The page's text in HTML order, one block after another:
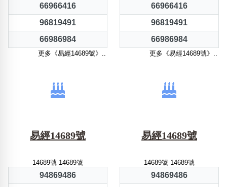
66966416
96819491
66986984
更多《易經14689號》..
66966416
96819491
66986984
更多《易經14689號》..
易經14689號
14689號 14689號
94869486
易經14689號
14689號 14689號
94869486